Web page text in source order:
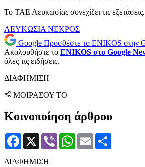
Το ΤΑΕ Λευκωσίας συνεχίζει τις εξετάσεις.
ΛΕΥΚΩΣΙΑ ΝΕΚΡΟΣ
Google Προσθέστε το ENIKOS στην
Ακολουθήστε το ENIKOS στο Google
όλες τις ειδήσεις.
ΔΙΑΦΗΜΙΣΗ
ΜΟΙΡΑΣΟΥ ΤΟ
Κοινοποίηση άρθρου
Facebook
X Viber WhatsApp
Email
ΔΙΑΦΗΜΙΣΗ